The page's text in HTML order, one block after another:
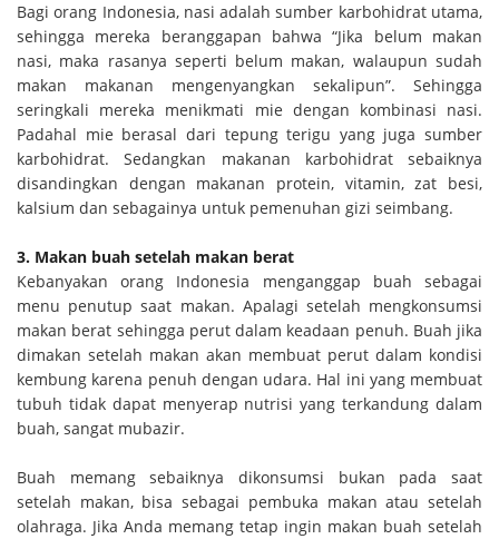
Bagi orang Indonesia, nasi adalah sumber karbohidrat utama,
sehingga mereka beranggapan bahwa “Jika belum makan
nasi, maka rasanya seperti belum makan, walaupun sudah
makan makanan mengenyangkan sekalipun”. Sehingga
seringkali mereka menikmati mie dengan kombinasi nasi.
Padahal mie berasal dari tepung terigu yang juga sumber
karbohidrat. Sedangkan makanan karbohidrat sebaiknya
disandingkan dengan makanan protein, vitamin, zat besi,
kalsium dan sebagainya untuk pemenuhan gizi seimbang.
3. Makan buah setelah makan berat
Kebanyakan orang Indonesia menganggap buah sebagai
menu penutup saat makan. Apalagi setelah mengkonsumsi
makan berat sehingga perut dalam keadaan penuh. Buah jika
dimakan setelah makan akan membuat perut dalam kondisi
kembung karena penuh dengan udara. Hal ini yang membuat
tubuh tidak dapat menyerap nutrisi yang terkandung dalam
buah, sangat mubazir.
Buah memang sebaiknya dikonsumsi bukan pada saat
setelah makan, bisa sebagai pembuka makan atau setelah
olahraga. Jika Anda memang tetap ingin makan buah setelah